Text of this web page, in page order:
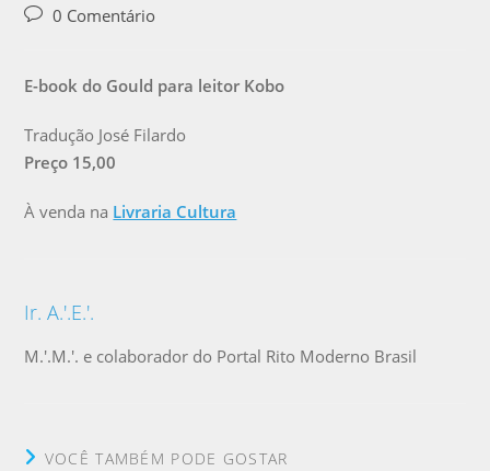
0 Comentário
E-book do Gould para leitor Kobo
Tradução José Filardo
Preço 15,00
À venda na Livraria Cultura
Ir. A.'.E.'.
M.'.M.'. e colaborador do Portal Rito Moderno Brasil
VOCÊ TAMBÉM PODE GOSTAR